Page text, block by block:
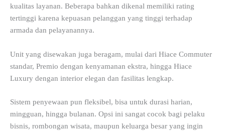
kualitas layanan. Beberapa bahkan dikenal memiliki rating
tertinggi karena kepuasan pelanggan yang tinggi terhadap
armada dan pelayanannya.
Unit yang disewakan juga beragam, mulai dari Hiace Commuter
standar, Premio dengan kenyamanan ekstra, hingga Hiace
Luxury dengan interior elegan dan fasilitas lengkap.
Sistem penyewaan pun fleksibel, bisa untuk durasi harian,
mingguan, hingga bulanan. Opsi ini sangat cocok bagi pelaku
bisnis, rombongan wisata, maupun keluarga besar yang ingin